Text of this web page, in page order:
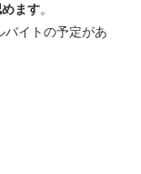
ます。
イトの予定があ